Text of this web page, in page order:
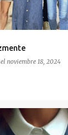
el noviembre 18, 2024